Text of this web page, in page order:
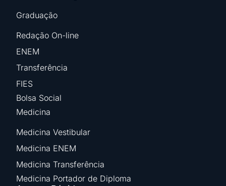
Graduação
Redação On-line
ENEM
Transferência
FIES
Bolsa Social
Medicina
Medicina Vestibular
Medicina ENEM
Medicina Transferência
Medicina Portador de Diploma